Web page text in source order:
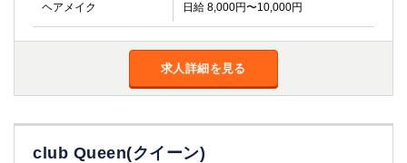
ヘアメイク 日給 8,000円〜10,000円
求人詳細を見る
club Queen(クイーン)